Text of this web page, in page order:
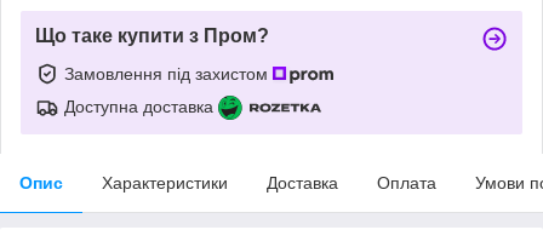
Що таке купити з Пром?
Замовлення під захистом
Доступна доставка
Опис Характеристики Доставка Оплата Умови